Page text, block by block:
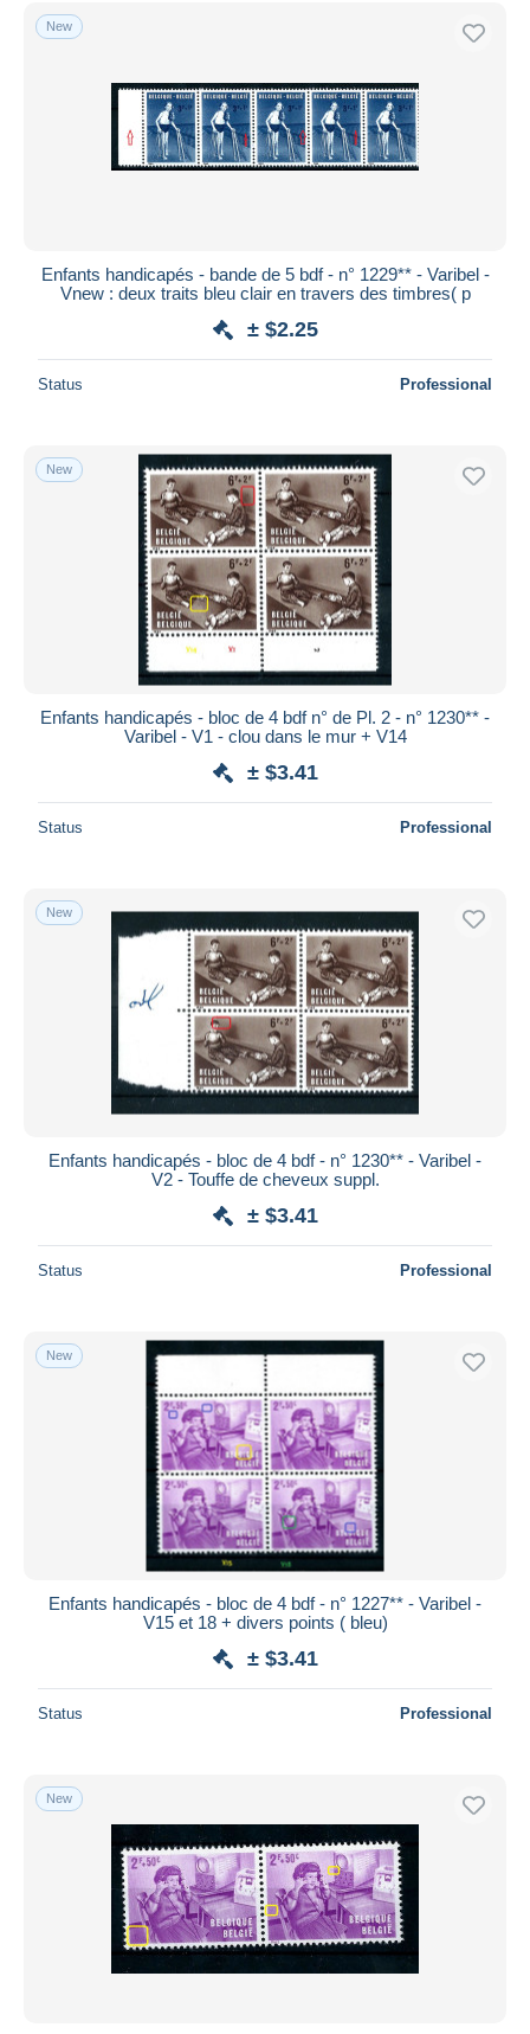
Free shipping
PayPal
Bank transfer
Visa
Maestro
Seller's residence
Submit
New
Enfants handicapés - bande de 5 bdf - n° 1229** - Varibel -
Vnew : deux traits bleu clair en travers des timbres( p
± $2.25
Status Professional
New
Enfants handicapés - bloc de 4 bdf n° de Pl. 2 - n° 1230** -
Varibel - V1 - clou dans le mur + V14
± $3.41
Status Professional
New
Enfants handicapés - bloc de 4 bdf - n° 1230** - Varibel -
V2 - Touffe de cheveux suppl.
± $3.41
Status Professional
New
Enfants handicapés - bloc de 4 bdf - n° 1227** - Varibel -
V15 et 18 + divers points ( bleu)
± $3.41
Status Professional
New